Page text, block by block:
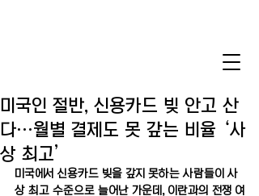
미국인 절반, 신용카드 빚 안고 산
다…월별 결제도 못 갚는 비율 ‘사
상 최고’
미국에서 신용카드 빚을 갚지 못하는 사람들이 사
상 최고 수준으로 늘어난 가운데, 이란과의 전쟁 여